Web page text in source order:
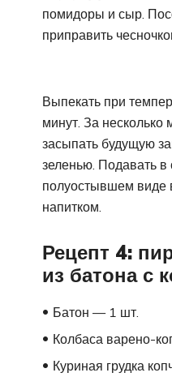
помидоры и сыр.
приправить
Выпекать при
минут. За несколько
засыпать будущую
зеленью. Подавать в
полуостывшем
напитком.
Рецепт 4:
из батона с
Батон — 1 шт.
Колбаса варено-
Куриная грудка